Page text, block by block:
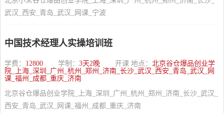
武汉_西安_青岛_武汉_网课_宁波
中国技术经理人实操培训班
学费： 12800 学制： 3天2晚 开课 地点： 北京谷仓爆品创业学
院_上海_深圳_广州_杭州_郑州_济南_长沙_武汉_西安_青岛_武汉_网
课_福州_成都_重庆_济南
北京谷仓爆品创业学院_上海_深圳_广州_杭州_郑州_济南_长沙_武汉_
西安_青岛_武汉_网课_福州_成都_重庆_济南